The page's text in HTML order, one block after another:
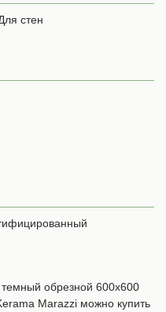
для стен
обрезной 600х600
Marazzi можно купить